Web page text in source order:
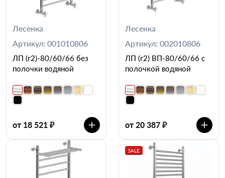
Лесенка
Артикул: 001010806
ЛП (г2)-80/60/66 без
полочки водяной
от 18 521 ₽
Лесенка
Артикул: 002010806
ЛП (г2) ВП-80/60/66 с
полочкой водяной
от 20 387 ₽
SALE